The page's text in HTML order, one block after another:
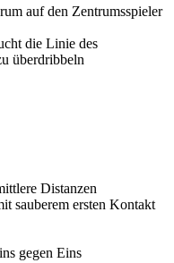
auf den Zentrumsspieler
die Linie des
überdribbeln
Distanzen
sauberem ersten Kontakt
gegen Eins